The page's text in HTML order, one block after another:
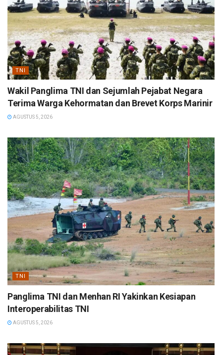
TNI
Wakil Panglima TNI dan Sejumlah Pejabat Negara
Terima Warga Kehormatan dan Brevet Korps Marinir
AGUSTUS 5, 2026
TNI
Panglima TNI dan Menhan RI Yakinkan Kesiapan
Interoperabilitas TNI
AGUSTUS 5, 2026